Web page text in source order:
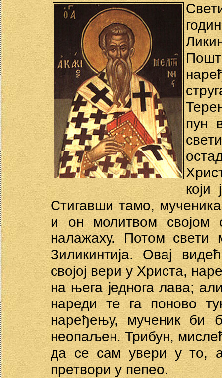
пун
који
Стигавши тамо,
и он молитвом својом
налажаху. Потом свети
Зиликинтија. Овај
својој вери у Христа,
на њега једнога лава;
нареди те га поново
наређењу, мученик би
неопаљен. Трибун,
да се сам увери у то,
претвори у пепео.